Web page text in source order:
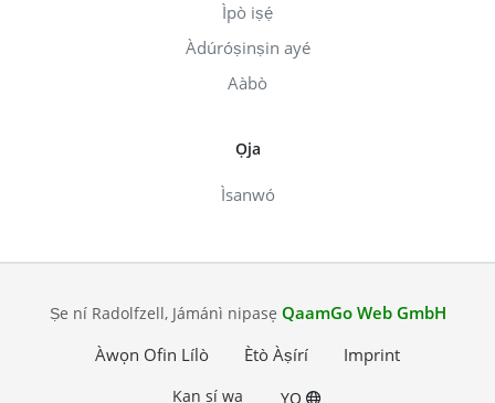
Ìpò iṣẹ́
Àdúróṣinṣin ayé
Aàbò
Ọja
Ìsanwó
Ṣe ní Radolfzell, Jámánì nipasẹ QaamGo Web GmbH
Àwọn Ofin Lílò
Ètò Àṣírí Imprint
Kan sí wa YO